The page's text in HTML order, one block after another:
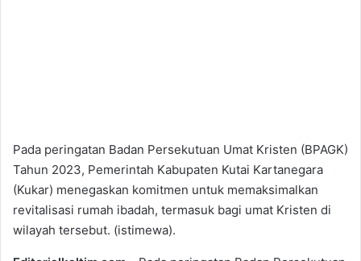
Pada peringatan Badan Persekutuan Umat Kristen (BPAGK)
Tahun 2023, Pemerintah Kabupaten Kutai Kartanegara
(Kukar) menegaskan komitmen untuk memaksimalkan
revitalisasi rumah ibadah, termasuk bagi umat Kristen di
wilayah tersebut. (istimewa).